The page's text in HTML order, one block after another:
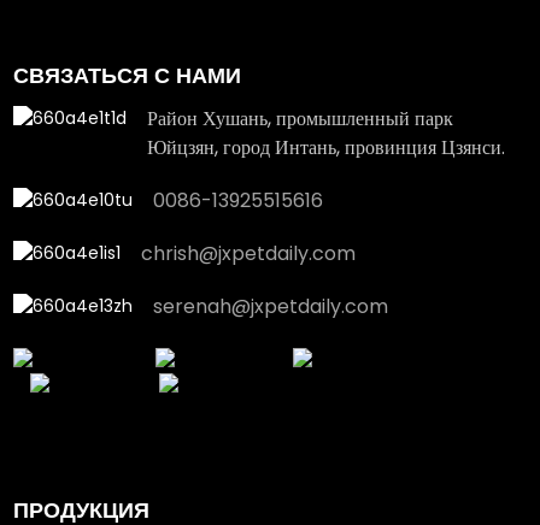
СВЯЗАТЬСЯ С НАМИ
Район Хушань, промышленный парк
Юйцзян, город Интань, провинция Цзянси.
0086-13925515616
chrish@jxpetdaily.com
serenah@jxpetdaily.com
ПРОДУКЦИЯ